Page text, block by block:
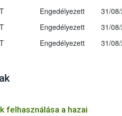
Engedélyezett
31/
Engedélyezett
31/
Engedélyezett 31/
felhasználása a hazai